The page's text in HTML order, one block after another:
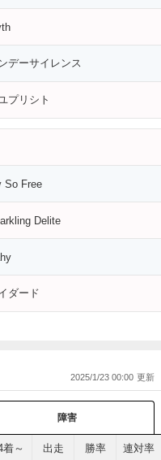
デーサイレンス
プリシト
So Free
Delite
ダード
2025/1/23 00:00
障害
着～ 出走 勝率 連対率